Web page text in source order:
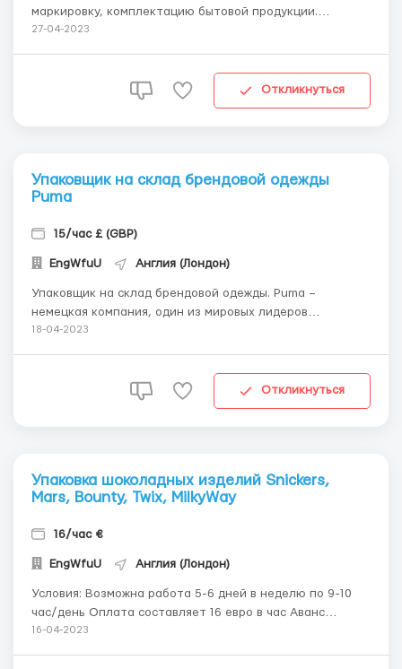
маркировку, комплектацию бытовой продукции.
Требования: бесконфликтность, пунктуальность,
Телеграм @anastasiii34 (Анастасия) Наши гарантии: ...
27-04-2023
Откликнуться
Упаковщик на склад брендовой одежды
Puma
15/час £ (GBP)
EngWfuU Англия (Лондон)
Упаковщик на склад брендовой одежды. Puma –
немецкая компания, один из мировых лидеров
производства спортивных товаров. Основанная в 1924
Puma. Кратко об основном Заработная пл...
18-04-2023
Откликнуться
Упаковка шоколадных изделий Snickers,
Mars, Bounty, Twix, MilkyWay
16/час €
EngWfuU Англия (Лондон)
Условия: Возможна работа 5-6 дней в неделю по 9-10
час/день Оплата составляет 16 евро в час Аванс
возможен после 2-х недель работы Зарплаты
16-04-2023